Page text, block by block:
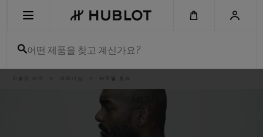
어떤 제품을 찾고 계신가요?
사무엘 로스